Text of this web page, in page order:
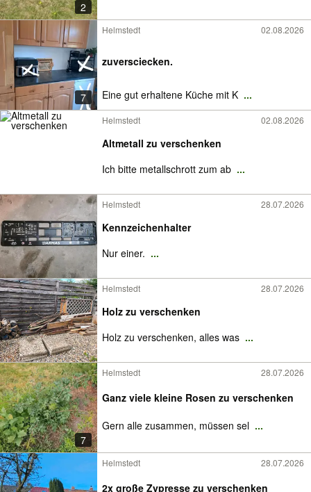
2
7
Helmstedt 02.08.2026
zuversciecken.
Eine gut erhaltene Küche mit K ...
Helmstedt 02.08.2026
Altmetall zu verschenken
Ich bitte metallschrott zum ab ...
Helmstedt 28.07.2026
Kennzeichenhalter
Nur einer. ...
Helmstedt 28.07.2026
Holz zu verschenken
Holz zu verschenken, alles was ...
7
Helmstedt 28.07.2026
Ganz viele kleine Rosen zu verschenken
Gern alle zusammen, müssen sel ...
Helmstedt 28.07.2026
2x große Zypresse zu verschenken